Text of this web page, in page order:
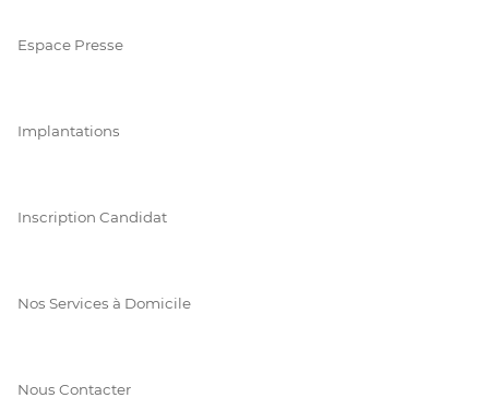
Espace Presse
Implantations
Inscription Candidat
Nos Services à Domicile
Nous Contacter